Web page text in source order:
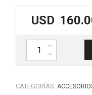
USD
Valija ABS IP 67
CATEGORÍAS: